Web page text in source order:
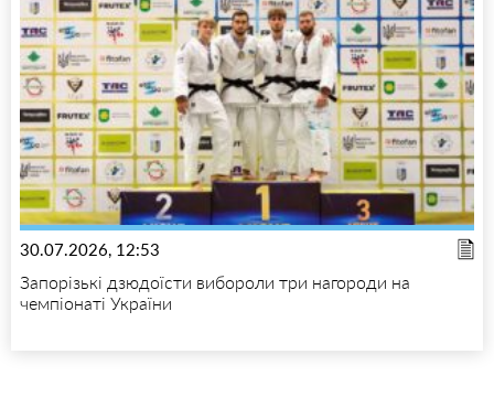
30.07.2026, 12:53
Запорізькі дзюдоїсти вибороли три нагороди на
чемпіонаті України